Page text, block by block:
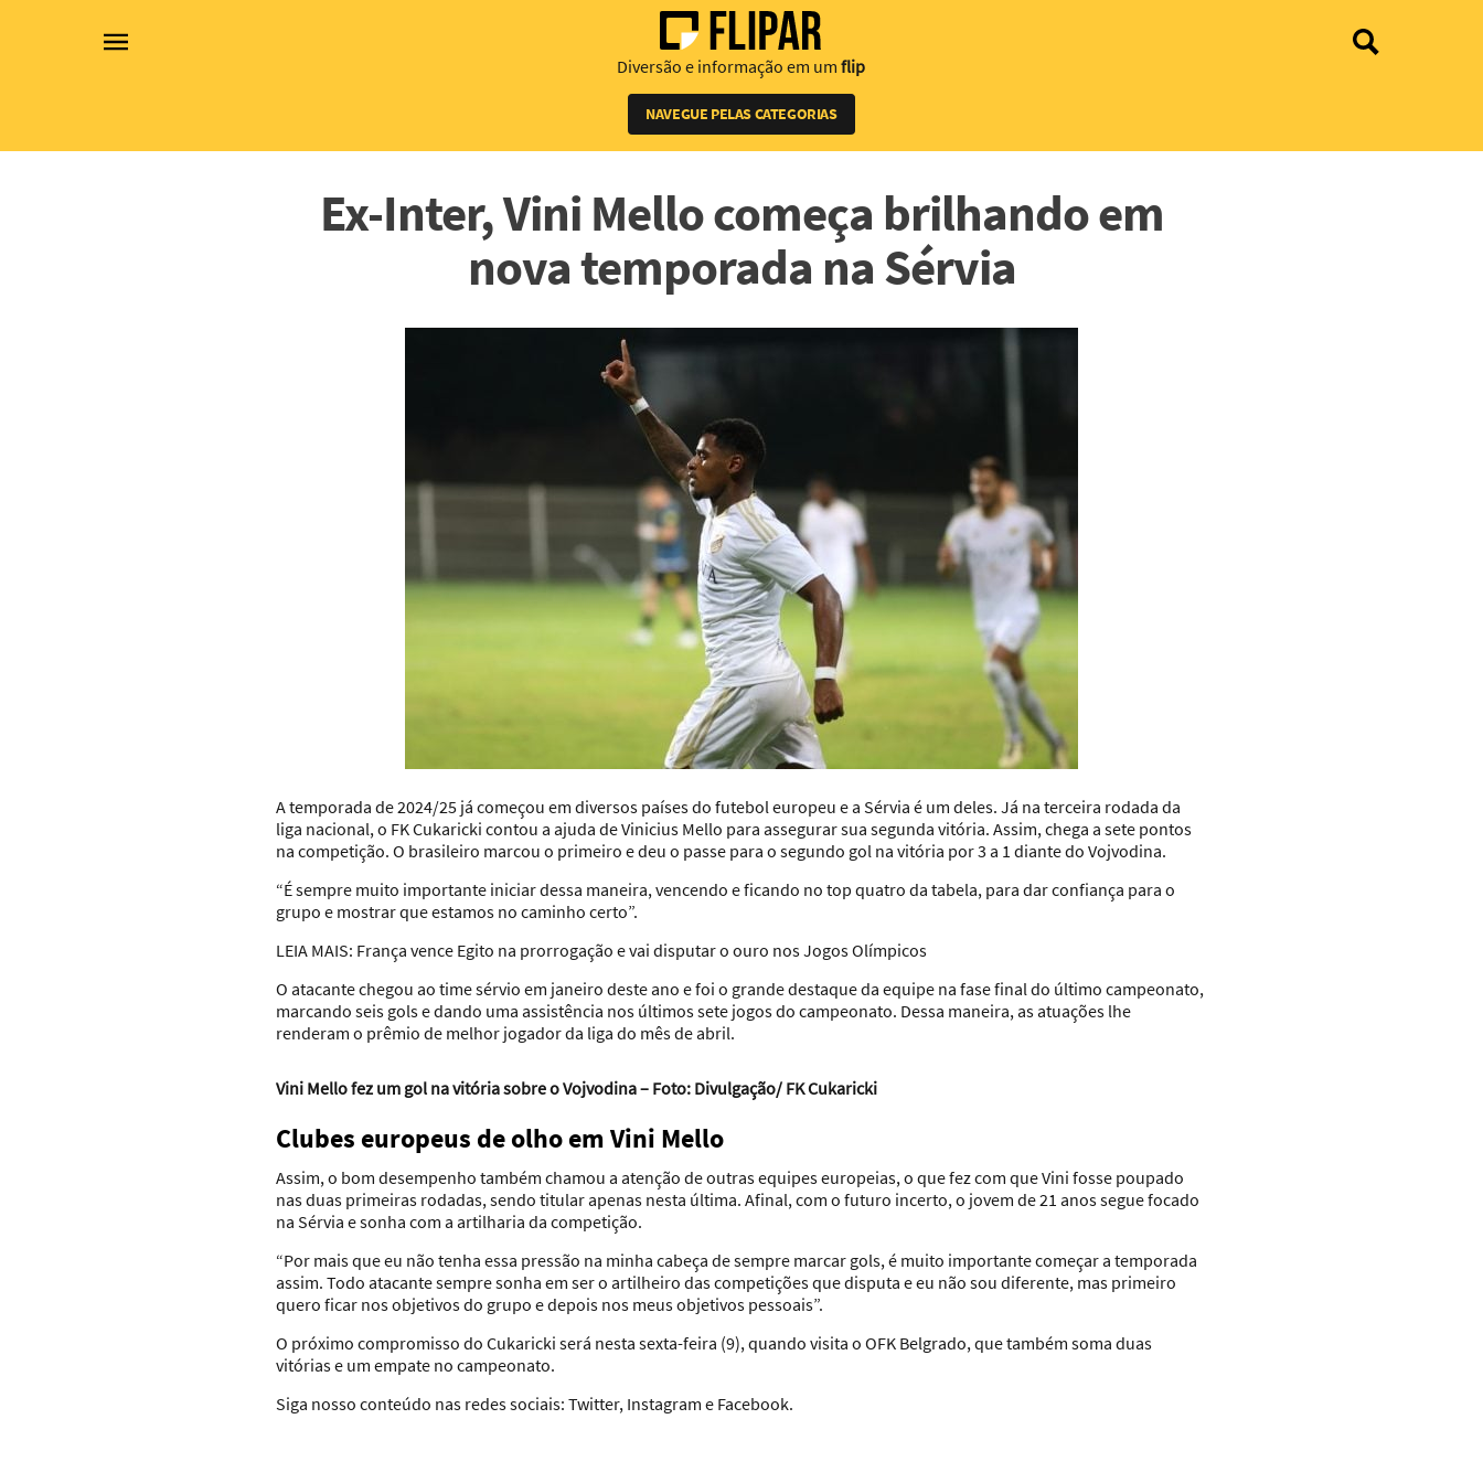
Diversão e informação em um flip
NAVEGUE PELAS CATEGORIAS
Ex-Inter, Vini Mello começa brilhando em
nova temporada na Sérvia
A temporada de 2024/25 já começou em diversos países do futebol europeu e a Sérvia é um deles. Já na terceira rodada da
liga nacional, o FK Cukaricki contou a ajuda de Vinicius Mello para assegurar sua segunda vitória. Assim, chega a sete pontos
na competição. O brasileiro marcou o primeiro e deu o passe para o segundo gol na vitória por 3 a 1 diante do Vojvodina.
“É sempre muito importante iniciar dessa maneira, vencendo e ficando no top quatro da tabela, para dar confiança para o
grupo e mostrar que estamos no caminho certo”.
LEIA MAIS: França vence Egito na prorrogação e vai disputar o ouro nos Jogos Olímpicos
O atacante chegou ao time sérvio em janeiro deste ano e foi o grande destaque da equipe na fase final do último campeonato,
marcando seis gols e dando uma assistência nos últimos sete jogos do campeonato. Dessa maneira, as atuações lhe
renderam o prêmio de melhor jogador da liga do mês de abril.
Vini Mello fez um gol na vitória sobre o Vojvodina – Foto: Divulgação/ FK Cukaricki
Clubes europeus de olho em Vini Mello
Assim, o bom desempenho também chamou a atenção de outras equipes europeias, o que fez com que Vini fosse poupado
nas duas primeiras rodadas, sendo titular apenas nesta última. Afinal, com o futuro incerto, o jovem de 21 anos segue focado
na Sérvia e sonha com a artilharia da competição.
“Por mais que eu não tenha essa pressão na minha cabeça de sempre marcar gols, é muito importante começar a temporada
assim. Todo atacante sempre sonha em ser o artilheiro das competições que disputa e eu não sou diferente, mas primeiro
quero ficar nos objetivos do grupo e depois nos meus objetivos pessoais”.
O próximo compromisso do Cukaricki será nesta sexta-feira (9), quando visita o OFK Belgrado, que também soma duas
vitórias e um empate no campeonato.
Siga nosso conteúdo nas redes sociais: Twitter, Instagram e Facebook.